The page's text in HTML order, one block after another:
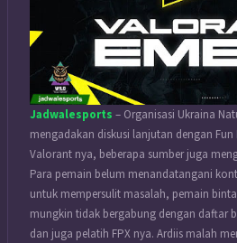
Jadwalesports – Organisasi Ukraina
mengadakan diskusi lanjutan dengan
Valorant nya, beberapa sumber juga
Para pemain belum menandatangani
untuk mempersulit masalah, pemain
mungkin tidak bergabung dengan daftar
dan juga pelatih FPX nya. Ardiis malah